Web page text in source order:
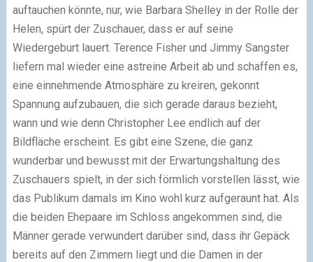
auftauchen könnte, nur, wie Barbara Shelley in der Rolle der
Helen, spürt der Zuschauer, dass er auf seine
Wiedergeburt lauert. Terence Fisher und Jimmy Sangster
liefern mal wieder eine astreine Arbeit ab und schaffen es,
eine einnehmende Atmosphäre zu kreiren, gekonnt
Spannung aufzubauen, die sich gerade daraus bezieht,
wann und wie denn Christopher Lee endlich auf der
Bildfläche erscheint. Es gibt eine Szene, die ganz
wunderbar und bewusst mit der Erwartungshaltung des
Zuschauers spielt, in der sich förmlich vorstellen lässt, wie
das Publikum damals im Kino wohl kurz aufgeraunt hat. Als
die beiden Ehepaare im Schloss angekommen sind, die
Männer gerade verwundert darüber sind, dass ihr Gepäck
bereits auf den Zimmern liegt und die Damen in der